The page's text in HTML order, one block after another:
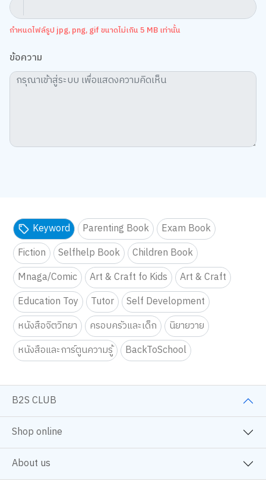
กำหนดไฟล์รูป jpg, png, gif ขนาดไม่เกิน 5 MB เท่านั้น
ข้อความ
Keyword Parenting Book
Exam Book
Fiction
Selfhelp Book
Children Book
Mnaga/Comic
Art & Craft fo Kids
Art & Craft
Education Toy
Tutor
Self Development
หนังสือจิตวิทยา
ครอบครัวและเด็ก
นิยายวาย
หนังสือและการ์ตูนความรู้
BackToSchool
B2S CLUB
Shop online
About us